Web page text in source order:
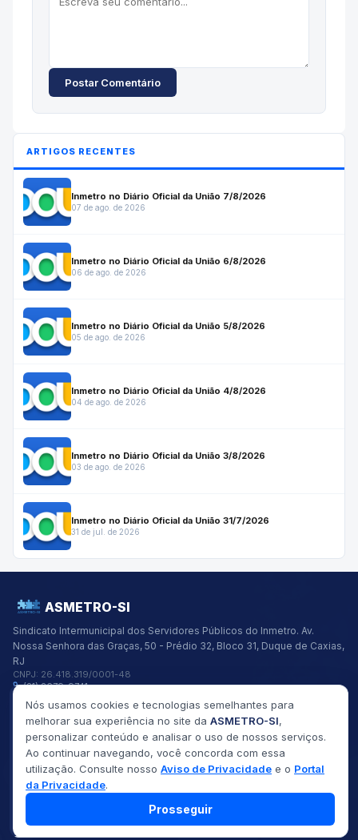
Postar Comentário
ARTIGOS RECENTES
Inmetro no Diário Oficial da União 7/8/2026
07 de ago. de 2026
Inmetro no Diário Oficial da União 6/8/2026
06 de ago. de 2026
Inmetro no Diário Oficial da União 5/8/2026
05 de ago. de 2026
Inmetro no Diário Oficial da União 4/8/2026
04 de ago. de 2026
Inmetro no Diário Oficial da União 3/8/2026
03 de ago. de 2026
Inmetro no Diário Oficial da União 31/7/2026
31 de jul. de 2026
ASMETRO-SI
Sindicato Intermunicipal dos Servidores Públicos do Inmetro. Av.
Nossa Senhora das Graças, 50 - Prédio 32, Bloco 31, Duque de Caxias,
RJ
CNPJ: 26.418.319/0001-48
(21) 2679-9741
asmetro@asmetro.org.br
Links Rápidos
Institucional
Gestão
Saúde
Convênios
Fóruns
Seus Direitos
2026 ASMETRO-SI
Todos os direitos reservados
Nós usamos cookies e tecnologias semelhantes para
melhorar sua experiência no site da ASMETRO-SI,
personalizar conteúdo e analisar o uso de nossos serviços.
Ao continuar navegando, você concorda com essa
utilização. Consulte nosso Aviso de Privacidade e o Portal
da Privacidade.
Prosseguir